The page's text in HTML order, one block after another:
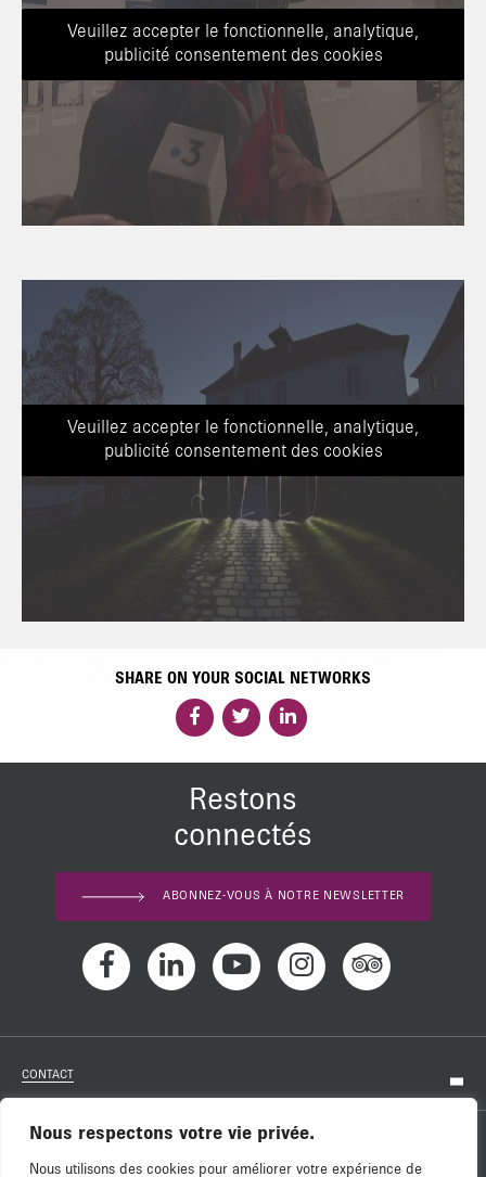
Nous respectons votre vie privée.
Nous utilisons des cookies pour améliorer votre expérience de
Veuillez accepter le fonctionnelle, analytique,
publicité consentement des cookies
Veuillez accepter le fonctionnelle, analytique,
publicité consentement des cookies
SHARE ON YOUR SOCIAL NETWORKS
Restons
connectés
ABONNEZ-VOUS À NOTRE NEWSLETTER
CONTACT